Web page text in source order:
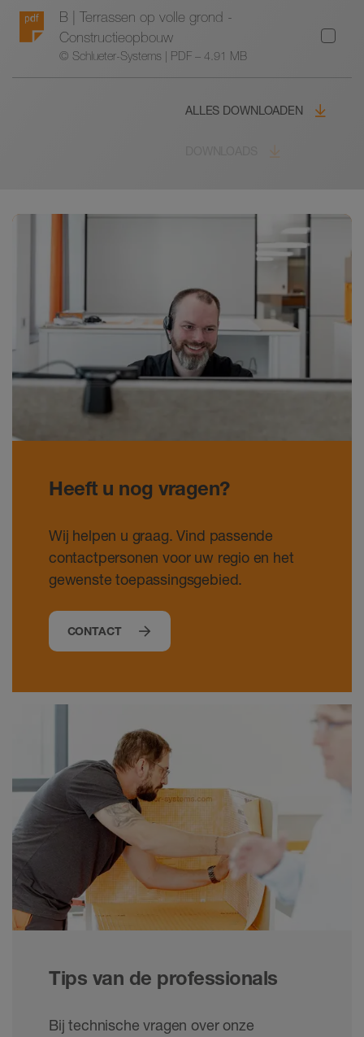
B | Terrassen op volle grond -
Constructieopbouw
© Schlueter-Systems | PDF – 4.91 MB
ALLES DOWNLOADEN
Heeft u nog vragen?
Wij helpen u graag. Vind passende
contactpersonen voor uw regio en het
gewenste toepassingsgebied.
CONTACT
Tips van de professionals
Bij technische vragen over onze